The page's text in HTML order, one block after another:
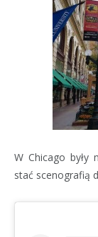
W Chicago były
stać scenografią